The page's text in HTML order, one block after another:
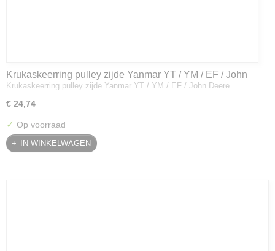
Krukaskeerring pulley zijde Yanmar YT / YM / EF / John
Deere - 119934-01800
Krukaskeerring pulley zijde Yanmar YT / YM / EF / John Deere…
€ 24,74
✓ Op voorraad
IN WINKELWAGEN